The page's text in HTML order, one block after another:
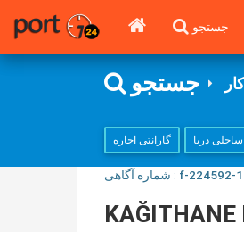
جستجو
جستجو
گارانتی اجاره دریا
شماره آگاهی‌ : f-224592-
KAĞITHANE